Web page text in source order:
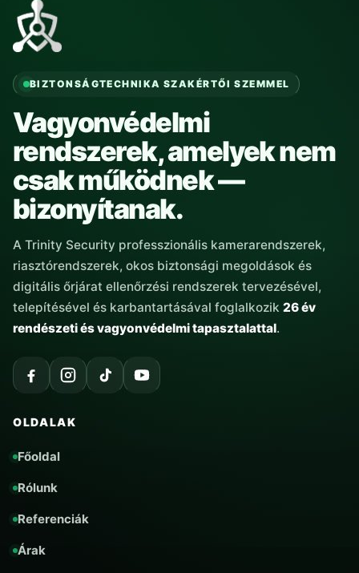
BIZTONSÁGTECHNIKA SZAKÉRTŐI SZEMMEL
Vagyonvédelmi
rendszerek, amelyek nem
csak működnek —
bizonyítanak.
A Trinity Security professzionális kamerarendszerek,
riasztórendszerek, okos biztonsági megoldások és
digitális őrjárat ellenőrzési rendszerek tervezésével,
telepítésével és karbantartásával foglalkozik 26 év
rendészeti és vagyonvédelmi tapasztalattal.
OLDALAK
Főoldal
Rólunk
Referenciák
Árak